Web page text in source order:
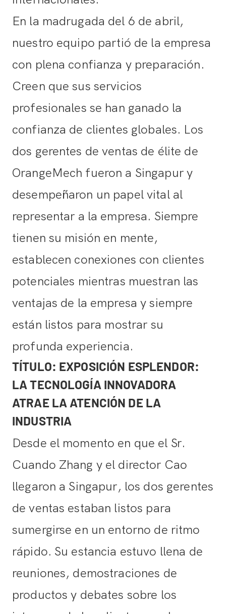
En la madrugada del 6 de abril,
nuestro equipo partió de la empresa
con plena confianza y preparación.
Creen que sus servicios
profesionales se han ganado la
confianza de clientes globales. Los
dos gerentes de ventas de élite de
OrangeMech fueron a Singapur y
desempeñaron un papel vital al
representar a la empresa. Siempre
tienen su misión en mente,
establecen conexiones con clientes
potenciales mientras muestran las
ventajas de la empresa y siempre
están listos para mostrar su
profunda experiencia.
TÍTULO: EXPOSICIÓN ESPLENDOR:
LA TECNOLOGÍA INNOVADORA
ATRAE LA ATENCIÓN DE LA
INDUSTRIA
Desde el momento en que el Sr.
Cuando Zhang y el director Cao
llegaron a Singapur, los dos gerentes
de ventas estaban listos para
sumergirse en un entorno de ritmo
rápido. Su estancia estuvo llena de
reuniones, demostraciones de
productos y debates sobre los